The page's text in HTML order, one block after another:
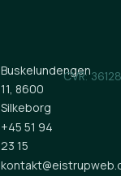
Buskelundengen
11, 8600
Silkeborg
+45 51 94
23 15
CVR: